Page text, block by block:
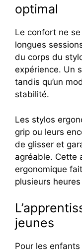
optimal
Le confort ne
longues
du corps du
expérience. Un
tandis qu’un
stabilité.
Les stylos
grip ou leurs
de glisser et
agréable. Cette
ergonomique
plusieurs heures
jeunes
Pour les